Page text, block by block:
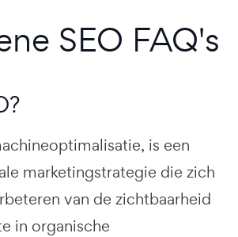
SEO FAQ's
is een
marketingstrategie die zich
van de zichtbaarheid
in organische